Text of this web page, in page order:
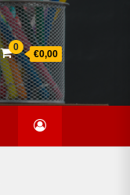
0
€0,00